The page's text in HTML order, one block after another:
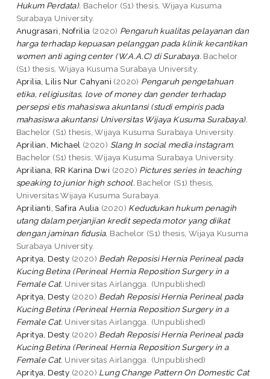
Hukum Perdata). Bachelor (S1) thesis, Wijaya Kusuma
Surabaya University.
Anugrasari, Nofrilia (2020) Pengaruh kualitas pelayanan dan
harga terhadap kepuasan pelanggan pada klinik kecantikan
women anti aging center (W.A.A.C) di Surabaya. Bachelor
(S1) thesis, Wijaya Kusuma Surabaya University.
Aprilia, Lilis Nur Cahyani (2020) Pengaruh pengetahuan
etika, religiusitas, love of money dan gender terhadap
persepsi etis mahasiswa akuntansi (studi empiris pada
mahasiswa akuntansi Universitas Wijaya Kusuma Surabaya).
Bachelor (S1) thesis, Wijaya Kusuma Surabaya University.
Aprilian, Michael (2020) Slang In social media instagram.
Bachelor (S1) thesis, Wijaya Kusuma Surabaya University.
Apriliana, RR Karina Dwi (2020) Pictures series in teaching
speaking to junior high school. Bachelor (S1) thesis,
Universitas Wijaya Kusuma Surabaya.
Aprilianti, Safira Aulia (2020) Kedudukan hukum penagih
utang dalam perjanjian kredit sepeda motor yang diikat
dengan jaminan fidusia. Bachelor (S1) thesis, Wijaya Kusuma
Surabaya University.
Apritya, Desty (2020) Bedah Reposisi Hernia Perineal pada
Kucing Betina (Perineal Hernia Reposition Surgery in a
Female Cat. Universitas Airlangga. (Unpublished)
Apritya, Desty (2020) Bedah Reposisi Hernia Perineal pada
Kucing Betina (Perineal Hernia Reposition Surgery in a
Female Cat. Universitas Airlangga. (Unpublished)
Apritya, Desty (2020) Bedah Reposisi Hernia Perineal pada
Kucing Betina (Perineal Hernia Reposition Surgery in a
Female Cat. Universitas Airlangga. (Unpublished)
Apritya, Desty (2020) Lung Change Pattern On Domestic Cat